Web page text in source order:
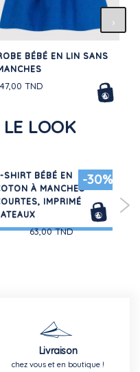
BÉBÉ EN LIN SANS
TND
LOOK
-30%
SHIRT BÉBÉ EN
À MANCHES
IMPRIMÉ
63,00 TND
Livraison
chez vous et en boutique !